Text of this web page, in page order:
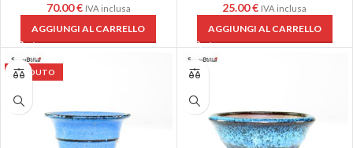
70.00€ IVA inclusa
AGGIUNGI AL CARRELLO
25.00€ IVA inclusa
AGGIUNGI AL CARRELLO
VENDUTO